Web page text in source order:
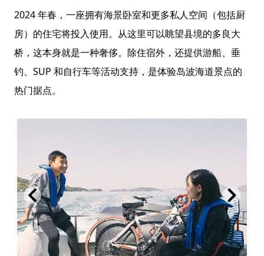
2024 年春，一座拥有海景卧室和更多私人空间（包括厨
房）的住宅将投入使用。从这里可以眺望县境的多良大
桥，这本身就是一种奢侈。除住宿外，还提供游船、垂
钓、SUP 和自行车等活动支持，是体验岛波海道景点的
热门据点。